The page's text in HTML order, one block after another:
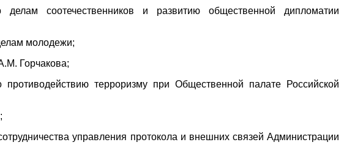
соотечественников и развитию общественной дипломатии
молодежи;
Горчакова;
терроризму при Общественной палате Российской
управления протокола и внешних связей Администрации